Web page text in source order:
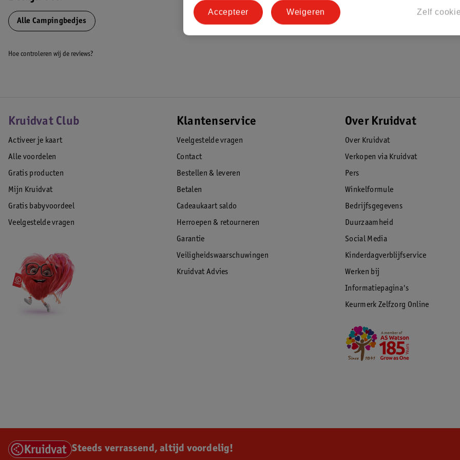
Bodemverhoger voor je baby
Houder voor accessoires
Twee grote wielen voor makkelijk verplaatsen
Alle Campingbedjes
Hoe controleren wij de reviews?
Kruidvat Club
Activeer je kaart
Alle voordelen
Gratis producten
Mijn Kruidvat
Gratis babyvoordeel
Veelgestelde vragen
Klantenservice
Veelgestelde vragen
Contact
Bestellen & leveren
Betalen
Cadeaukaart saldo
Herroepen & retourneren
Garantie
Veiligheidswaarschuwingen
Kruidvat Advies
Over Kruidvat
Over Kruidvat
Verkopen via Kruidvat
Pers
Winkelformule
Bedrijfsgegevens
Duurzaamheid
Social Media
Kinderdagverblijfservice
Werken bij
Informatiepagina's
Keurmerk Zelfzorg Online
Steeds verrassend, altijd voordelig!
Zelf
Weigeren
Accepteer